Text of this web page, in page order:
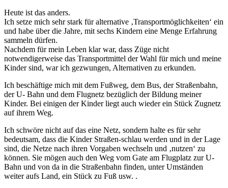
Heute ist das anders.
Ich setze mich sehr stark für alternative ‚Transportmöglichkeiten‘ ein
und habe über die Jahre, mit sechs Kindern eine Menge Erfahrung
sammeln dürfen.
Nachdem für mein Leben klar war, dass Züge nicht
notwendigerweise das Transportmittel der Wahl für mich und meine
Kinder sind, war ich gezwungen, Alternativen zu erkunden.
Ich beschäftige mich mit dem Fußweg, dem Bus, der Straßenbahn,
der U- Bahn und dem Flugnetz bezüglich der Bildung meiner
Kinder. Bei einigen der Kinder liegt auch wieder ein Stück Zugnetz
auf ihrem Weg.
Ich schwöre nicht auf das eine Netz, sondern halte es für sehr
bedeutsam, dass die Kinder Straßen-schlau werden und in der Lage
sind, die Netze nach ihren Vorgaben wechseln und ‚nutzen‘ zu
können. Sie mögen auch den Weg vom Gate am Flugplatz zur U-
Bahn und von da in die Straßenbahn finden, unter Umständen
weiter aufs Land, ein Stück zu Fuß usw. .